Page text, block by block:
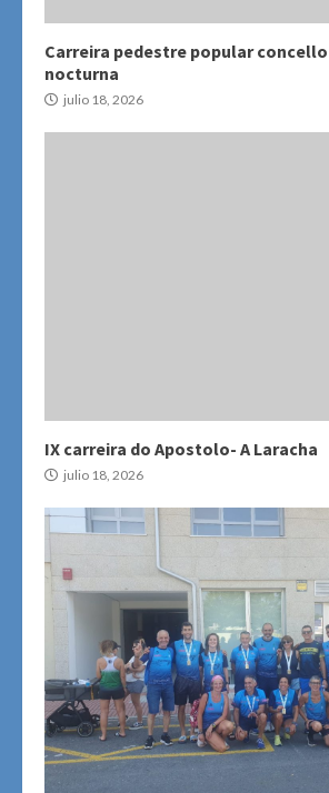
Carreira pedestre popular concello
nocturna
julio 18, 2026
IX carreira do Apostolo- A Laracha
julio 18, 2026